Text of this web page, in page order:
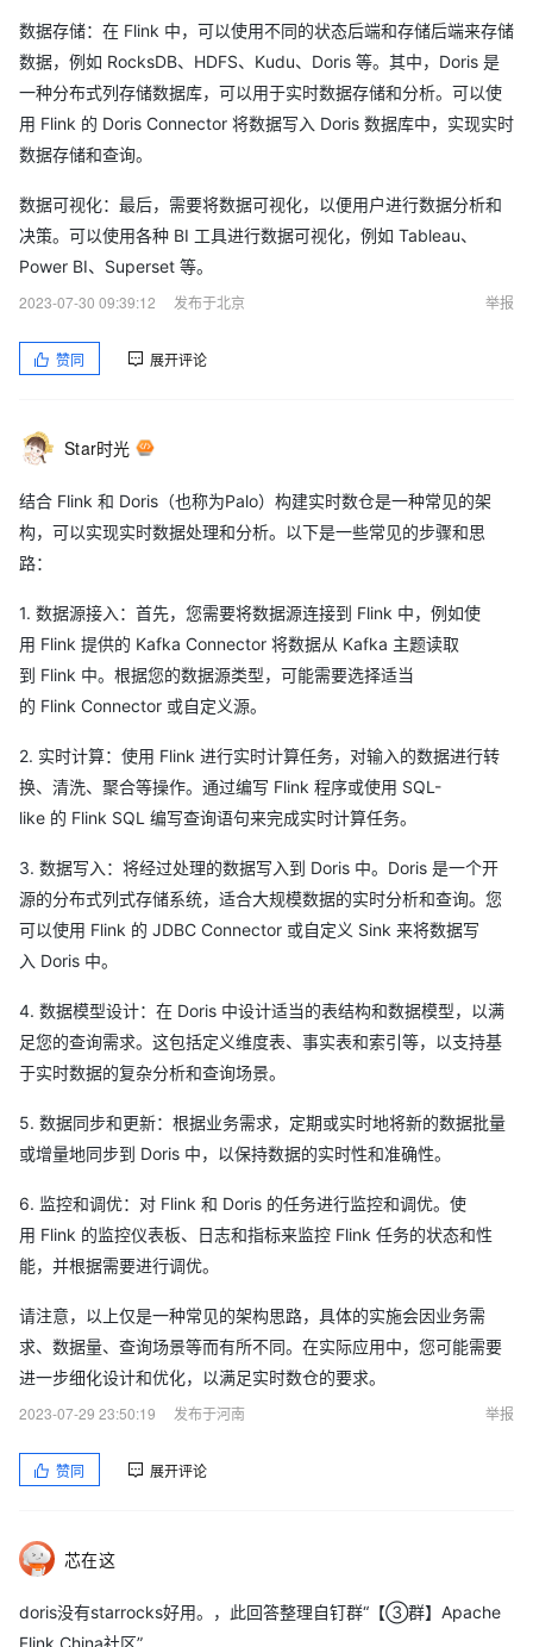
数据存储：在 Flink 中，可以使用不同的状态后端和存储后端来存储
数据，例如 RocksDB、HDFS、Kudu、Doris 等。其中，Doris 是
一种分布式列存储数据库，可以用于实时数据存储和分析。可以使
用 Flink 的 Doris Connector 将数据写入 Doris 数据库中，实现实时
数据存储和查询。
数据可视化：最后，需要将数据可视化，以便用户进行数据分析和
决策。可以使用各种 BI 工具进行数据可视化，例如 Tableau、
Power BI、Superset 等。
2023-07-30 09:39:12
发布于北京 举报
赞同 展开评论
Star时光
结合 Flink 和 Doris（也称为Palo）构建实时数仓是一种常见的架
构，可以实现实时数据处理和分析。以下是一些常见的步骤和思
路：
1. 数据源接入：首先，您需要将数据源连接到 Flink 中，例如使
用 Flink 提供的 Kafka Connector 将数据从 Kafka 主题读取
到 Flink 中。根据您的数据源类型，可能需要选择适当
的 Flink Connector 或自定义源。
2. 实时计算：使用 Flink 进行实时计算任务，对输入的数据进行转
换、清洗、聚合等操作。通过编写 Flink 程序或使用 SQL-
like 的 Flink SQL 编写查询语句来完成实时计算任务。
3. 数据写入：将经过处理的数据写入到 Doris 中。Doris 是一个开
源的分布式列式存储系统，适合大规模数据的实时分析和查询。您
可以使用 Flink 的 JDBC Connector 或自定义 Sink 来将数据写
入 Doris 中。
4. 数据模型设计：在 Doris 中设计适当的表结构和数据模型，以满
足您的查询需求。这包括定义维度表、事实表和索引等，以支持基
于实时数据的复杂分析和查询场景。
5. 数据同步和更新：根据业务需求，定期或实时地将新的数据批量
或增量地同步到 Doris 中，以保持数据的实时性和准确性。
6. 监控和调优：对 Flink 和 Doris 的任务进行监控和调优。使
用 Flink 的监控仪表板、日志和指标来监控 Flink 任务的状态和性
能，并根据需要进行调优。
请注意，以上仅是一种常见的架构思路，具体的实施会因业务需
求、数据量、查询场景等而有所不同。在实际应用中，您可能需要
进一步细化设计和优化，以满足实时数仓的要求。
2023-07-29 23:50:19
发布于河南 举报
赞同 展开评论
芯在这
doris没有starrocks好用。，此回答整理自钉群“【③群】Apache
Flink China社区”